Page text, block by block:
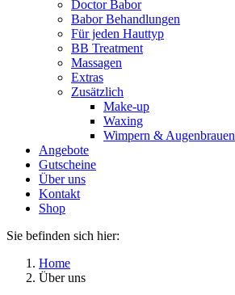
Doctor Babor
Babor Behandlungen
Für jeden Hauttyp
BB Treatment
Massagen
Extras
Zusätzlich
Make-up
Waxing
Wimpern & Augenbrauen
Angebote
Gutscheine
Über uns
Kontakt
Shop
Sie befinden sich hier:
Home
Über uns